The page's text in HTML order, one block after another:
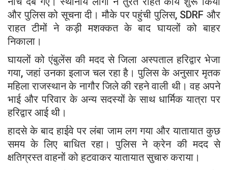
और पुलिस को सूचना दी। मौके पर पहुंची पुलिस, SDRF और
राहत टीमों ने कड़ी मशक्कत के बाद घायलों को बाहर
निकाला।
घायलों को एंबुलेंस की मदद से जिला अस्पताल हरिद्वार भेजा
गया, जहां उनका इलाज चल रहा है। पुलिस के अनुसार मृतक
महिला राजस्थान के नागौर जिले की रहने वाली थी। वह अपने
भाई और परिवार के अन्य सदस्यों के साथ धार्मिक यात्रा पर
हरिद्वार आई थी।
हादसे के बाद हाईवे पर लंबा जाम लग गया और यातायात कुछ
समय के लिए बाधित रहा। पुलिस ने क्रेन की मदद से
क्षतिग्रस्त वाहनों को हटवाकर यातायात सुचारु कराया।